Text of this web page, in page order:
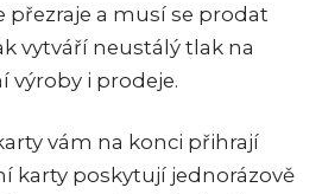
přezraje a musí se prodat
vytváří neustálý tlak na
výroby i prodeje.
vám na konci přihrají
karty poskytují jednorázově